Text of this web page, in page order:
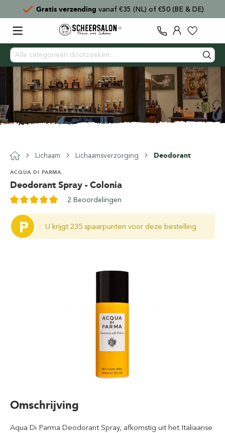
Gratis verzending vanaf €35 (NL) of €50 (BE & DE)
Lichaam Lichaamsverzorging Deodorant
Deodorant Spray - Colonia
ACQUA DI PARMA
2 Beoordelingen
P U krijgt 235 spaarpunten voor deze bestelling
Omschrijving
Aqua Di Parma Deodorant Spray, afkomstig uit het Italiaanse